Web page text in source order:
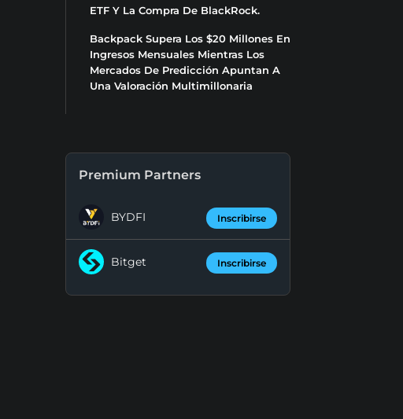
ETF Y La Compra De BlackRock.
Backpack Supera Los $20 Millones En
Ingresos Mensuales Mientras Los
Mercados De Predicción Apuntan A
Una Valoración Multimillonaria
Premium Partners
BYDFI Inscribirse
Bitget Inscribirse